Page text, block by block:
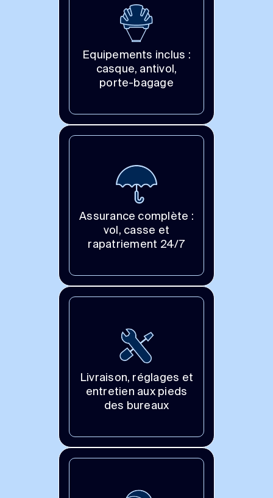
Equipements inclus :
casque, antivol,
porte-bagage
Assurance complète :
vol, casse et
rapatriement 24/7
Livraison, réglages et
entretien aux pieds
des bureaux